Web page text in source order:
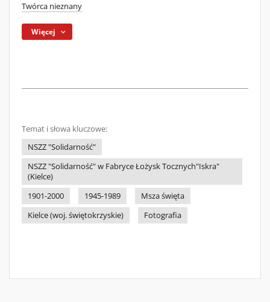
Twórca nieznany
Więcej
Temat i słowa kluczowe:
NSZZ "Solidarność"
NSZZ "Solidarność" w Fabryce Łożysk Tocznych"Iskra"
(Kielce)
1901-2000
1945-1989
Msza święta
Kielce (woj. świętokrzyskie)
Fotografia